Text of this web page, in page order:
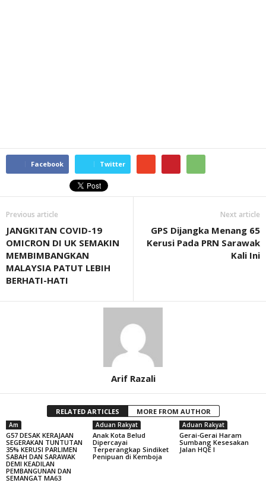
Facebook Twitter
Previous article
JANGKITAN COVID-19
OMICRON DI UK SEMAKIN
MEMBIMBANGKAN
MALAYSIA PATUT LEBIH
BERHATI-HATI
Next article
GPS Dijangka Menang 65
Kerusi Pada PRN Sarawak
Kali Ini
Arif Razali
RELATED ARTICLES MORE FROM AUTHOR
Am
G57 DESAK KERAJAAN
SEGERAKAN TUNTUTAN
35% KERUSI PARLIMEN
SABAH DAN SARAWAK
DEMI KEADILAN
PEMBANGUNAN DAN
SEMANGAT MA63
Aduan Rakyat
Anak Kota Belud
Dipercayai
Terperangkap Sindiket
Penipuan di Kemboja
Aduan Rakyat
Gerai-Gerai Haram
Sumbang Kesesakan
Jalan HQE I